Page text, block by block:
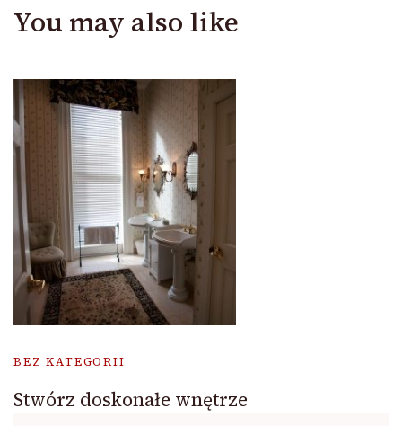
You may also like
BEZ KATEGORII
Stwórz doskonałe wnętrze